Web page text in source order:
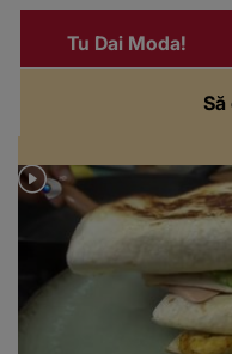
Tu Dai Moda!